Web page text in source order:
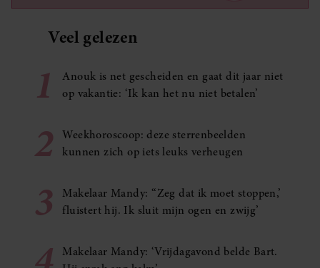
Veel gelezen
1
Anouk is net gescheiden en gaat dit jaar niet
op vakantie: ‘Ik kan het nu niet betalen’
2
Weekhoroscoop: deze sterrenbeelden
kunnen zich op iets leuks verheugen
3
Makelaar Mandy: ‘‘Zeg dat ik moet stoppen,’
fluistert hij. Ik sluit mijn ogen en zwijg’
Makelaar Mandy: ‘Vrijdagavond belde Bart.